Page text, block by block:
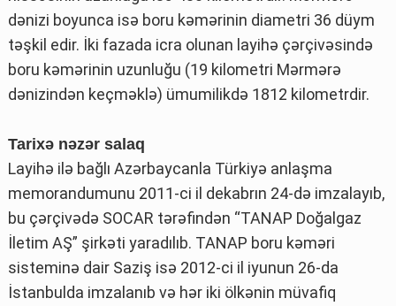
dənizi boyunca isə boru kəmərinin diametri 36 düym
təşkil edir. İki fazada icra olunan layihə çərçivəsində
boru kəmərinin uzunluğu (19 kilometri Mərmərə
dənizindən keçməklə) ümumilikdə 1812 kilometrdir.
Tarixə nəzər salaq
Layihə ilə bağlı Azərbaycanla Türkiyə anlaşma
memorandumunu 2011-ci il dekabrın 24-də imzalayıb,
bu çərçivədə SOCAR tərəfindən “TANAP Doğalgaz
İletim AŞ” şirkəti yaradılıb. TANAP boru kəməri
sisteminə dair Saziş isə 2012-ci il iyunun 26-da
İstanbulda imzalanıb və hər iki ölkənin müvafiq